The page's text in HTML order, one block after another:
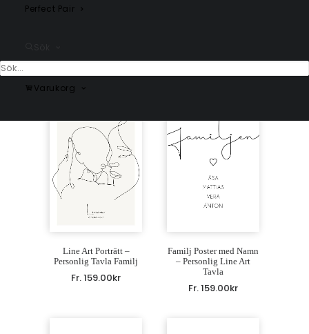
Perfect Pair
Varukorg
Line Art Porträtt –
Personlig Tavla Familj
Fr.159.00kr
Familj Poster med Namn
– Personlig Line Art
Tavla
Fr.159.00kr